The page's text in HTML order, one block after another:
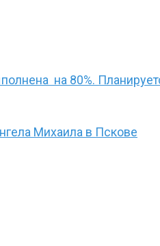
на 80%.
Михаила в Пскове